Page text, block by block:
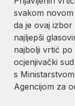
svakom
da je ovaj
najljepši
najbolji vrtić
ocjenjivački
s
Agencijom za